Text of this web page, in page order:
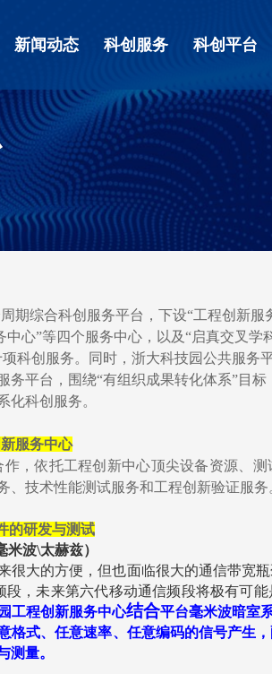
新闻动态 科创服务 科创平台
期综合科创服务平台，下设“工程创新服
中心”等四个服务中心，以及“启真交叉学
科创服务。同时，浙大科技园公共服务
务平台，围绕“有组织成果转化体系”目标
化科创服务。
服务中心
，依托工程创新中心顶尖设备资源、
技术性能测试服务和工程创新验证服务
的研发与测试
米波\太赫兹）
很大的方便，但也面临很大的通信带宽
段，未来第六代移动通信频段将极有可
工程创新服务中心结合平台毫米波暗室
格式、任意速率、任意编码的信号产生
测量。